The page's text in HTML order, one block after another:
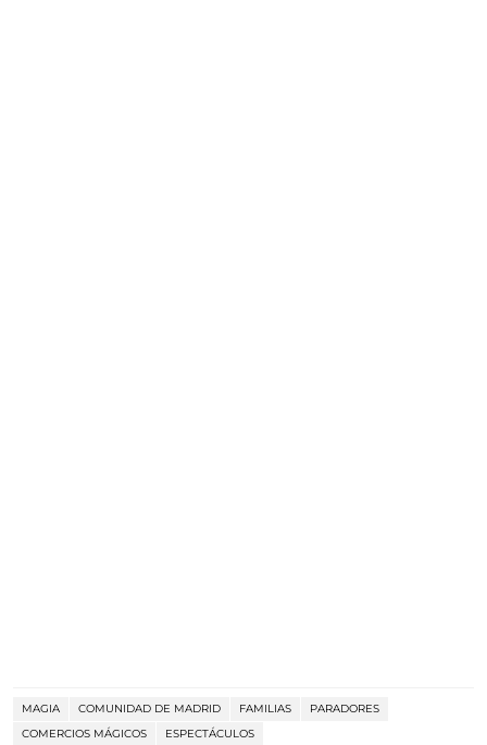
MAGIA COMUNIDAD DE MADRID FAMILIAS
PARADORES
COMERCIOS MÁGICOS
ESPECTÁCULOS